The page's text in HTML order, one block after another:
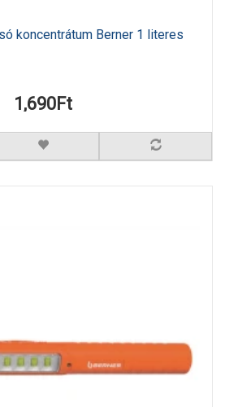
koncentrátum Berner 1 literes
1,690Ft